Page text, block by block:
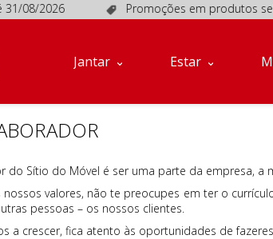
31/08/2026 Promoções em produtos
Jantar Estar
do Sítio do Móvel é ser uma parte da empresa, a
nossos valores, não te preocupes em ter o
pessoas – os nossos clientes.
a crescer, fica atento às oportunidades de